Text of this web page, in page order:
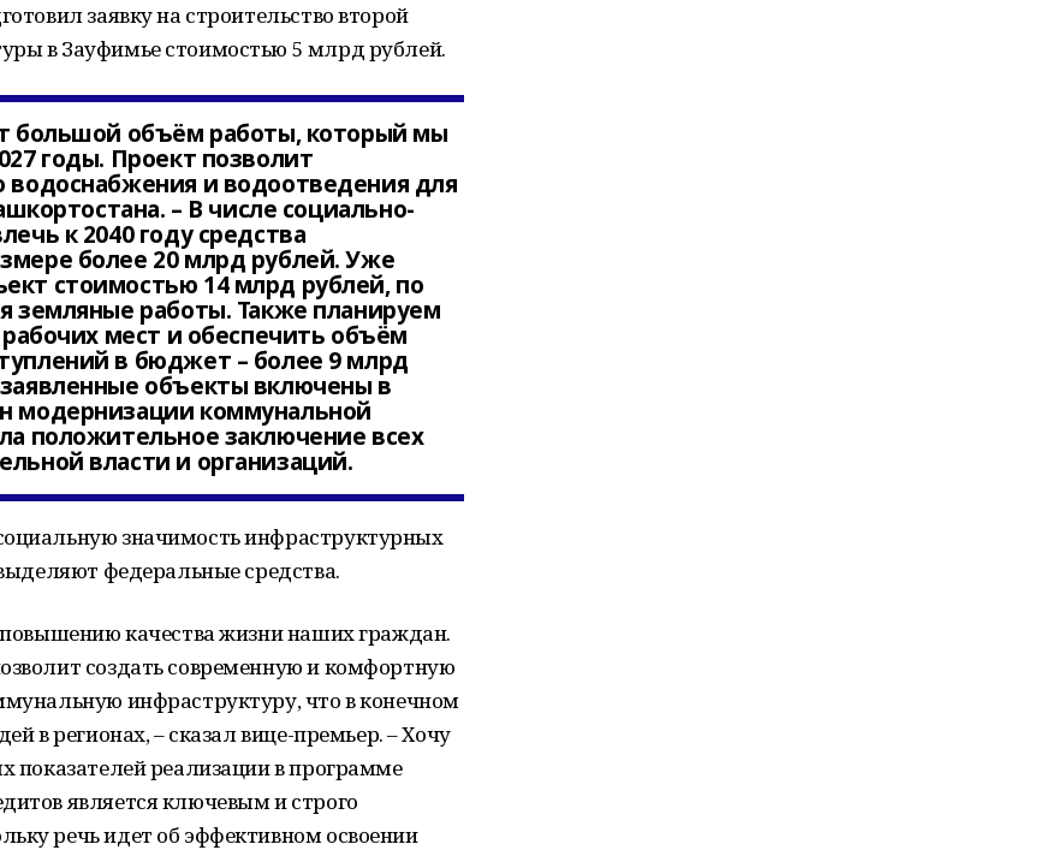
заявку на строительство второй
в Зауфимье стоимостью 5 млрд рублей.
большой объём работы, который мы
годы. Проект позволит
водоснабжения и водоотведения для
– В числе социально-
к 2040 году средства
более 20 млрд рублей. Уже
стоимостью 14 млрд рублей, по
земляные работы. Также планируем
мест и обеспечить объём
в бюджет – более 9 млрд
объекты включены в
модернизации коммунальной
положительное заключение всех
власти и организаций.
значимость инфраструктурных
федеральные средства.
качества жизни наших граждан.
создать современную и комфортную
инфраструктуру, что в конечном
в регионах, – сказал вице-премьер. – Хочу
показателей реализации в программе
является ключевым и строго
речь идет об эффективном освоении